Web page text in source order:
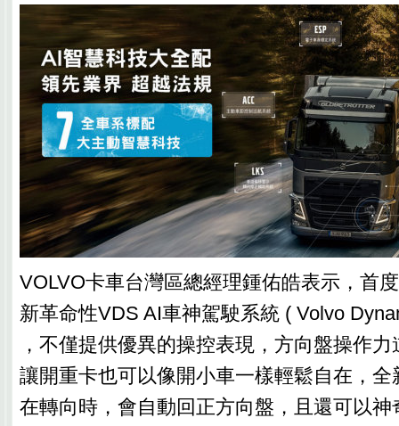
VOLVO卡車台灣區總經理鍾佑皓表示，首
新革命性VDS AI車神駕駛系統 ( Volvo
，不僅提供優異的操控表現，方向盤操作
讓開重卡也可以像開小車一樣輕鬆自在，全
在轉向時，會自動回正方向盤，且還可以